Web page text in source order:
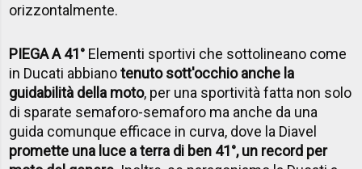
orizzontalmente.
PIEGA A 41° Elementi sportivi che sottolineano come
in Ducati abbianotenuto sott'occhio anche la
guidabilità della moto, per una sportività fatta non solo
di sparate semaforo-semaforo ma anche da una
guida comunque efficace in curva, dove la Diavel
promette una luce a terra di ben 41°, un record per